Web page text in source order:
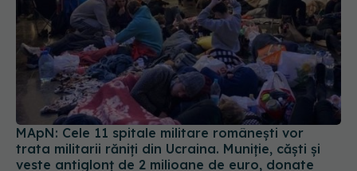
MApN: Cele 11 spitale militare românești vor
trata militarii răniți din Ucraina. Muniție, căști și
veste antiglonț de 2 milioane de euro, donate
27 feb 2022, 12:41